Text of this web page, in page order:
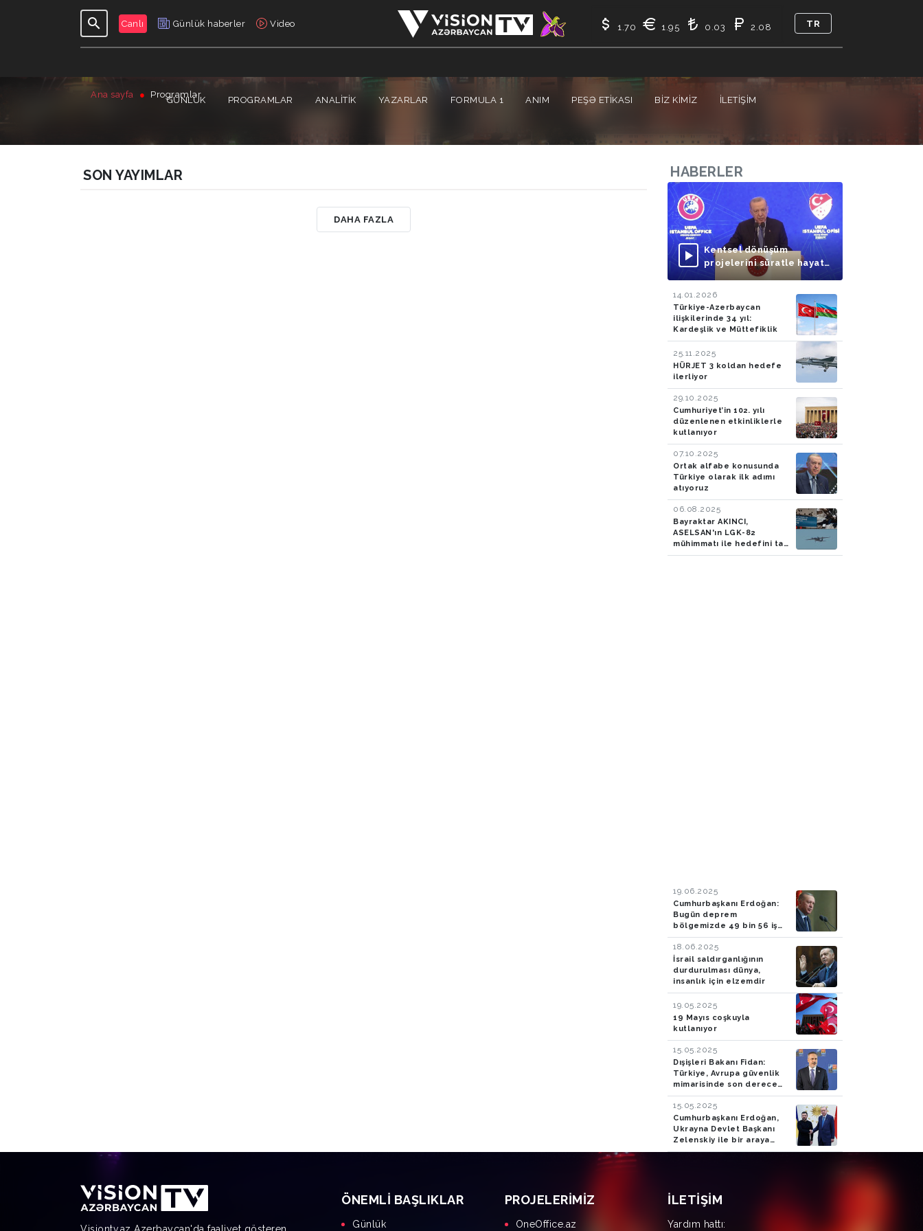
Canlı Günlük haberler Video
GÜNLÜK PROGRAMLAR ANALİTİK YAZARLAR FORMULA 1 ANIM PEŞƏ ETIKASI BIZ KIMIZ İLETIŞIM
1.70 1.95 0.03 2.08 TR
Ana sayfa Programlar
SON YAYIMLAR
DAHA FAZLA
HABERLER
Kentsel dönüşüm
projelerini süratle hayata
geçirmeye
14.01.2026
Türkiye-Azerbaycan
ilişkilerinde 34 yıl:
Kardeşlik ve Müttefiklik
25.11.2025
HÜRJET 3 koldan hedefe
ilerliyor
29.10.2025
Cumhuriyet’in 102. yılı
düzenlenen etkinliklerle
kutlanıyor
07.10.2025
Ortak alfabe konusunda
Türkiye olarak ilk adımı
atıyoruz
06.08.2025
Bayraktar AKINCI,
ASELSAN'ın LGK-82
mühimmatı ile hedefini tam
isabetle vurdu
19.06.2025
Cumhurbaşkanı Erdoğan:
Bugün deprem
bölgemizde 49 bin 56 iş
yeri ve konutu teslim
ediyoruz
18.06.2025
İsrail saldırganlığının
durdurulması dünya,
insanlık için elzemdir
19.05.2025
19 Mayıs coşkuyla
kutlanıyor
15.05.2025
Dışişleri Bakanı Fidan:
Türkiye, Avrupa güvenlik
mimarisinde son derece
önemli rol oynamaya
devam edecek
15.05.2025
Cumhurbaşkanı Erdoğan,
Ukrayna Devlet Başkanı
Zelenskiy ile bir araya
geldi
ÖNEMLI BAŞLIKLAR
Günlük
PROJELERIMIZ
OneOffice.az
İLETIŞIM
Yardım hattı: